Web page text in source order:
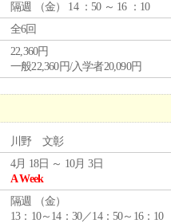
隔週 （金） 14 ：50 ～ 16 ：10
全6回
22,360円
一般22,360円/入学者20,090円
川野 文彰
4月 18日 ～ 10月 3日
A Week
隔週 （金）
13：10～14：30／14：50～16：10